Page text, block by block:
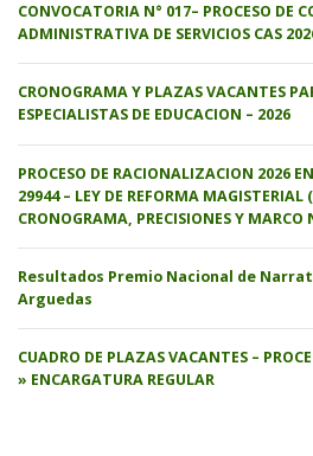
CONVOCATORIA N° 017– PROCESO DE
ADMINISTRATIVA DE SERVICIOS CAS
CRONOGRAMA Y PLAZAS VACANTES
ESPECIALISTAS DE EDUCACION – 2026
PROCESO DE RACIONALIZACION 2026
29944 – LEY DE REFORMA MAGISTERIAL
CRONOGRAMA, PRECISIONES Y
Resultados Premio Nacional de
Arguedas
CUADRO DE PLAZAS VACANTES –
» ENCARGATURA REGULAR